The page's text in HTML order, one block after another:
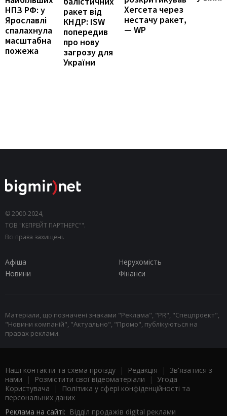
НПЗ РФ: у
Ярославлі
спалахнула
масштабна
пожежа
ракет від
КНДР: ISW
попередив
про нову
загрозу для
України
Хегсета через
нестачу ракет,
— WP
© 2000-2024,
ТОВ "КЕПРЕЙТ ПАРТНЕРС"".
Всі права захищені.
Афіша
Нерухомість
Новини
Фінанси
Матеріали, що позначені знаками "Реклама", "PR", "Спецпроект",
"Новини компаній", "Актуально", "Промо", публікуються на
правах реклами.
Наші контакти та схема проїзду | Редакція | Зв'язатися з
нами | Розмістити свої відеоматеріали | Угода
Користувача |
Політика у сфері конфіденційності та
персональних даних
Реклама на сайті: Відділ продажів digital реклами